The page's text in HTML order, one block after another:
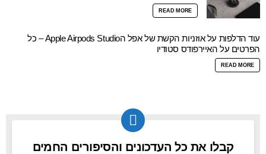
READ MORE
עוד הדלפות על אוזניות הקשת של אפל הApple Airpods Studio – כל
הפרטים על האיירפודס סטודיו
READ MORE
NEWSLETTER
קבלו את כל העדכונים והסיפורים החמים